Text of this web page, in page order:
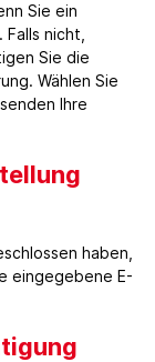
Sie ein
nicht,
Sie die
Wählen Sie
Ihre
haben,
eingegebene E-